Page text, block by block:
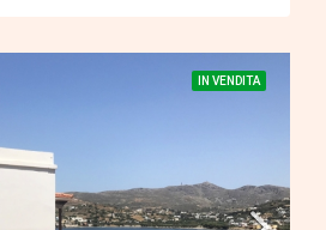
IN VENDITA